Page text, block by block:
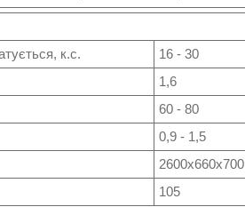
к.с.
16 - 30
1,6
60 - 80
0,9 - 1,5
2600х660х700
105